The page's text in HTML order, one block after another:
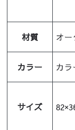
材質 オ
カラー カ
サイズ